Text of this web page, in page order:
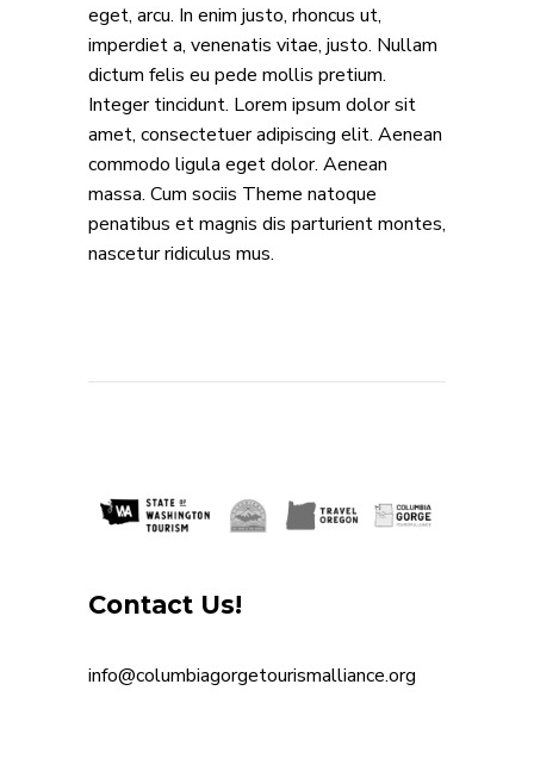
eget, arcu. In enim justo, rhoncus ut,
imperdiet a, venenatis vitae, justo. Nullam
dictum felis eu pede mollis pretium.
Integer tincidunt. Lorem ipsum dolor sit
amet, consectetuer adipiscing elit. Aenean
commodo ligula eget dolor. Aenean
massa. Cum sociis Theme natoque
penatibus et magnis dis parturient montes,
nascetur ridiculus mus.
Contact Us!
info@columbiagorgetourismalliance.org